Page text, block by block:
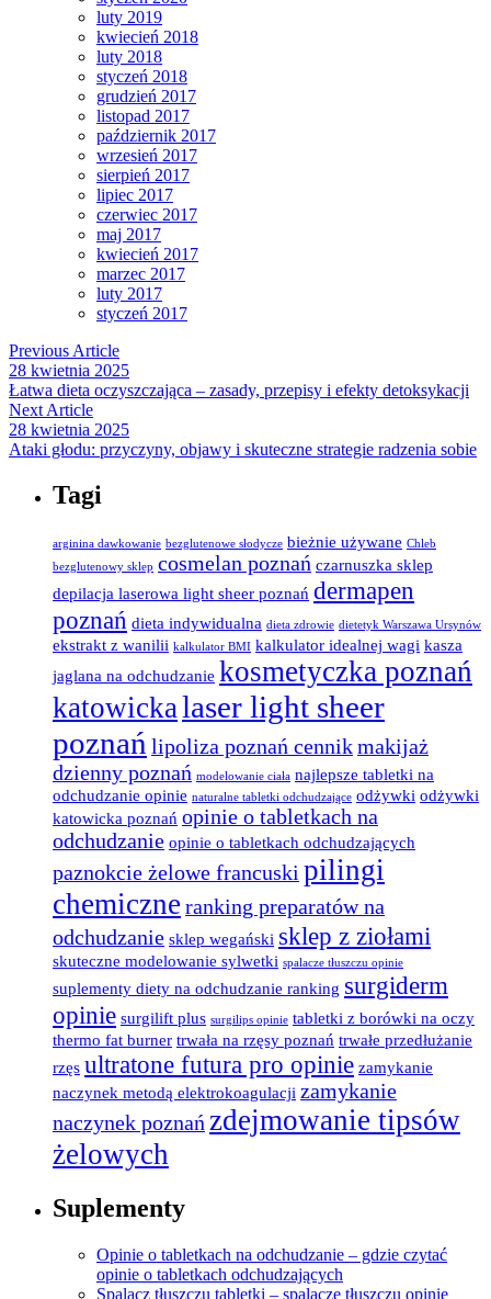
luty 2019
kwiecień 2018
luty 2018
styczeń 2018
grudzień 2017
listopad 2017
październik 2017
wrzesień 2017
sierpień 2017
lipiec 2017
czerwiec 2017
maj 2017
kwiecień 2017
marzec 2017
luty 2017
styczeń 2017
Previous Article
28 kwietnia 2025
Łatwa dieta oczyszczająca – zasady, przepisy i efekty detoksykacji
Next Article
28 kwietnia 2025
Ataki głodu: przyczyny, objawy i skuteczne strategie radzenia sobie
Tagi
arginina dawkowanie bezglutenowe słodycze bieżnie używane Chleb
bezglutenowy sklep cosmelan poznań czarnuszka sklep
depilacja laserowa light sheer poznań dermapen
poznań dieta indywidualna dieta zdrowie dietetyk Warszawa Ursynów
ekstrakt z wanilii kalkulator BMI kalkulator idealnej wagi kasza
jaglana na odchudzanie kosmetyczka poznań
katowickalaser light sheer
poznań lipoliza poznań cennikmakijaż
dzienny poznań modelowanie ciała najlepsze tabletki na
odchudzanie opinie naturalne tabletki odchudzające odżywki odżywki
katowicka poznań opinie o tabletkach na
odchudzanie opinie o tabletkach odchudzających
paznokcie żelowe francuski pilingi
chemiczne ranking preparatów na
odchudzanie sklep wegański sklep z ziołami
skuteczne modelowanie sylwetki spalacze tłuszczu opinie
suplementy diety na odchudzanie ranking surgiderm
opinie surgilift plus surgilips opinie tabletki z borówki na oczy
thermo fat burner trwała na rzęsy poznań trwałe przedłużanie
rzęs ultratone futura pro opinie zamykanie
naczynek metodą elektrokoagulacji zamykanie
naczynek poznańzdejmowanie tipsów
żelowych
Suplementy
Opinie o tabletkach na odchudzanie – gdzie czytać
opinie o tabletkach odchudzających
Spalacz tłuszczu tabletki – spalacze tłuszczu opinie